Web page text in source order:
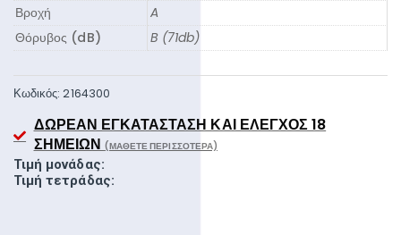
Βροχή
A
Θόρυβος (dB)
B (71db)
Κωδικός:2164300
ΔΩΡΕΆΝ ΕΓΚΑΤΆΣΤΑΣΗ ΚΑΙ ΈΛΕΓΧΟΣ 18
ΣΗΜΕΊΩΝ (ΜΆΘΕΤΕ ΠΕΡΙΣΣΌΤΕΡΑ)
Τιμή μονάδας:
Τιμή τετράδας: